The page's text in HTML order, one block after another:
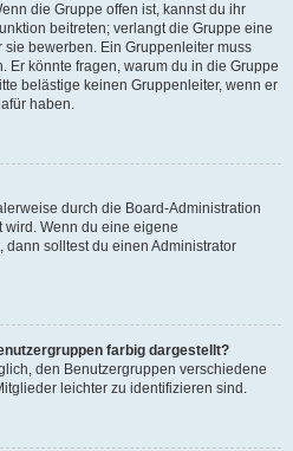
die Gruppe offen ist, kannst du ihr
beitreten; verlangt die Gruppe eine
sie bewerben. Ein Gruppenleiter muss
Er könnte fragen, warum du in die Gruppe
belästige keinen Gruppenleiter, wenn er
haben.
durch die Board-Administration
wird. Wenn du eine eigene
dann solltest du einen Administrator
farbig dargestellt?
den Benutzergruppen verschiedene
leichter zu identifizieren sind.